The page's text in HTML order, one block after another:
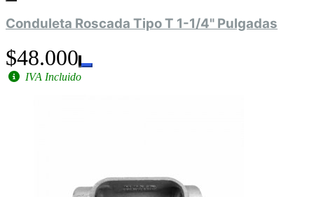
Conduleta Roscada Tipo T 1-1/4" Pulgadas
$48.000
IVA Incluido